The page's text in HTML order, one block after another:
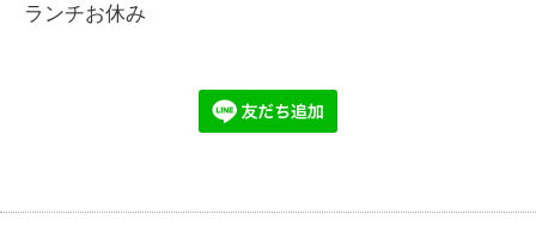
ランチお休み